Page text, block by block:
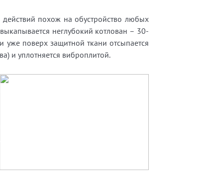
похож на обустройство любых
неглубокий котлован – 30-
уже поверх защитной ткани отсыпается
и уплотняется виброплитой.